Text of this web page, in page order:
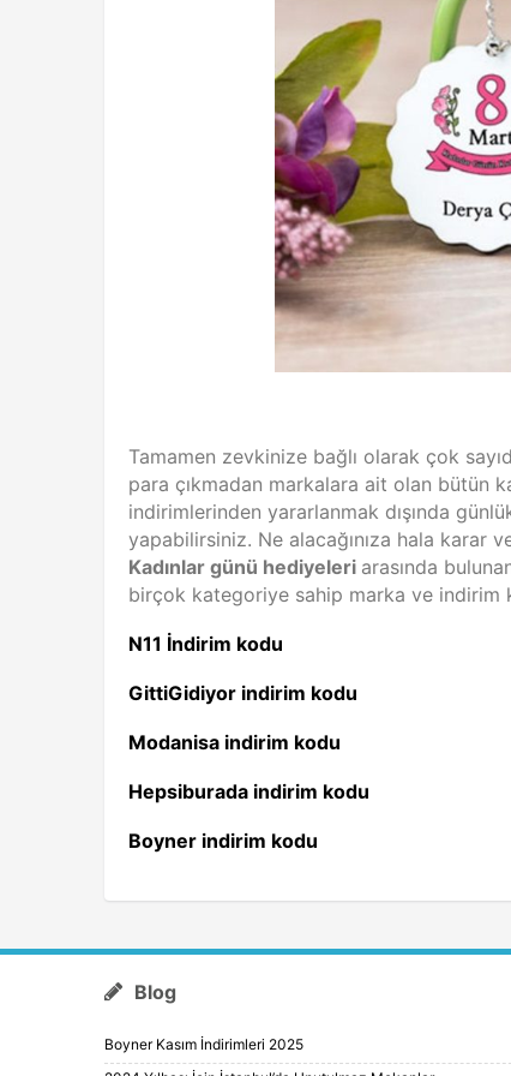
Tamamen zevkinize bağlı olarak çok
para çıkmadan markalara ait olan bütün
indirimlerinden yararlanmak dışında
yapabilirsiniz. Ne alacağınıza hala karar
Kadınlar günü hediyeleri arasında
birçok kategoriye sahip marka ve indirim
N11 İndirim kodu
GittiGidiyor indirim kodu
Modanisa indirim kodu
Hepsiburada indirim kodu
Boyner indirim kodu
Blog
Boyner Kasım İndirimleri 2025